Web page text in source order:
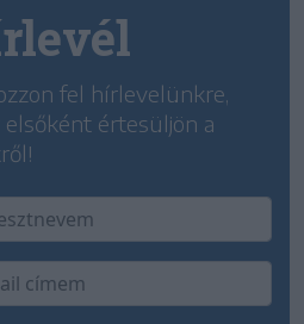
fel hírlevelünkre,
elsőként értesüljön a